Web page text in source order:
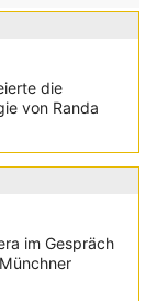
die
von Randa
im Gespräch